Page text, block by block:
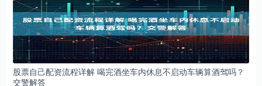
股票自己配资流程详解 喝完酒坐车内休息不启动车辆算酒驾吗？
交警解答